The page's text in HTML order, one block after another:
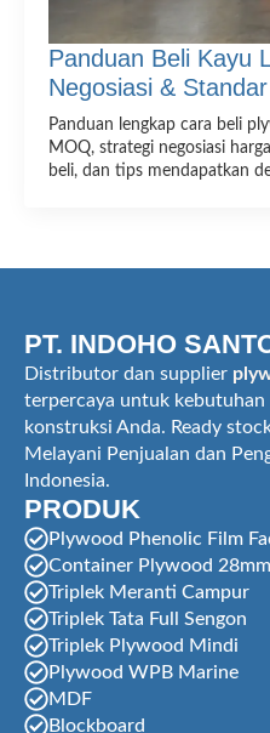
Panduan Beli Kayu
Negosiasi &
Panduan lengkap cara beli
MOQ, strategi negosiasi
beli, dan tips mendapatkan
PT. INDOHO
Distributor dan supplier
terpercaya untuk
konstruksi Anda. Ready
Melayani Penjualan dan
Indonesia.
PRODUK
Plywood Phenolic Film
Container Plywood 28mm
Triplek Meranti Campur
Triplek Tata Full Sengon
Triplek Plywood Mindi
Plywood WPB Marine
MDF
Blockboard